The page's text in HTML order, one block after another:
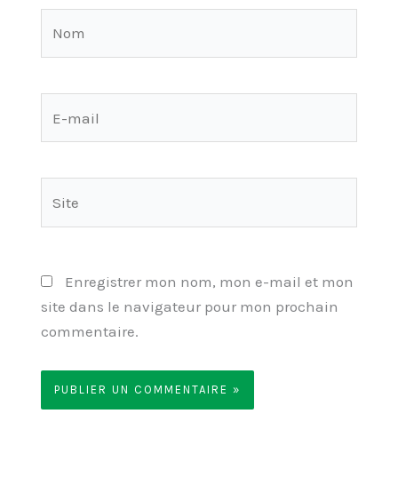
mail
Enregistrer mon nom, mon e-mail et mon
site dans le navigateur pour mon prochain
commentaire.